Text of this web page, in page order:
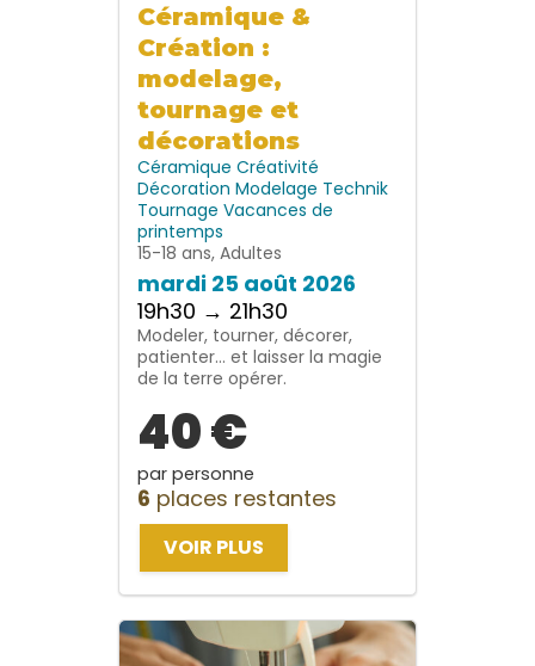
Céramique &
Création :
modelage,
tournage et
décorations
Céramique Créativité
Décoration Modelage Technik
Tournage Vacances de
printemps
15-18 ans, Adultes
mardi 25 août 2026
19h30 → 21h30
Modeler, tourner, décorer,
patienter… et laisser la magie
de la terre opérer.
40 €
par personne
6 places restantes
VOIR PLUS